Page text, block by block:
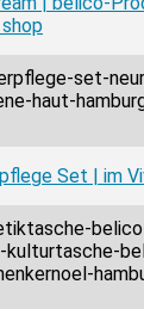
set-
haut-
Set | im
kulturtasche-